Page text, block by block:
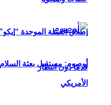
قدمًا دون انتظار
أوصوم: مستقبل بعثة
الأمريكي